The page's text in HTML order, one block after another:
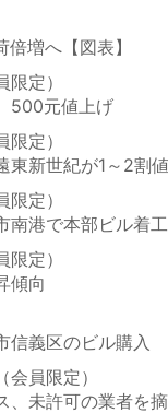
増へ【図表】
限定）
500元値上げ
限定）
東新世紀が1～2割
限定）
南港で本部ビル着工
限定）
傾向
信義区のビル購入
会員限定）
、未許可の業者を